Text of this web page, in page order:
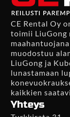
CE Rental Oy
toimii LiuGong
muodostuu
LiuGong ja
lunastamaan
kaikkien
Yhteys